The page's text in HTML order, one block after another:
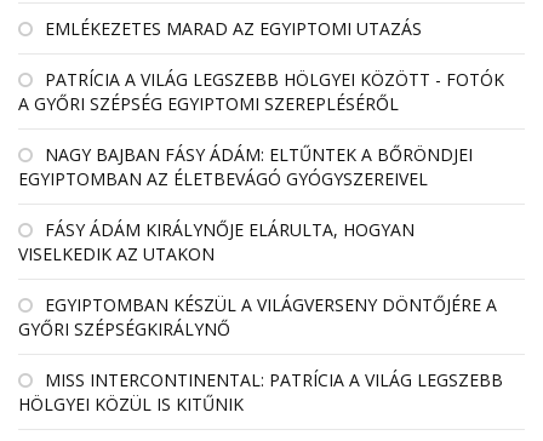
EMLÉKEZETES MARAD AZ EGYIPTOMI UTAZÁS
PATRÍCIA A VILÁG LEGSZEBB HÖLGYEI KÖZÖTT - FOTÓK
A GYŐRI SZÉPSÉG EGYIPTOMI SZEREPLÉSÉRŐL
NAGY BAJBAN FÁSY ÁDÁM: ELTŰNTEK A BŐRÖNDJEI
EGYIPTOMBAN AZ ÉLETBEVÁGÓ GYÓGYSZEREIVEL
FÁSY ÁDÁM KIRÁLYNŐJE ELÁRULTA, HOGYAN
VISELKEDIK AZ UTAKON
EGYIPTOMBAN KÉSZÜL A VILÁGVERSENY DÖNTŐJÉRE A
GYŐRI SZÉPSÉGKIRÁLYNŐ
MISS INTERCONTINENTAL: PATRÍCIA A VILÁG LEGSZEBB
HÖLGYEI KÖZÜL IS KITŰNIK